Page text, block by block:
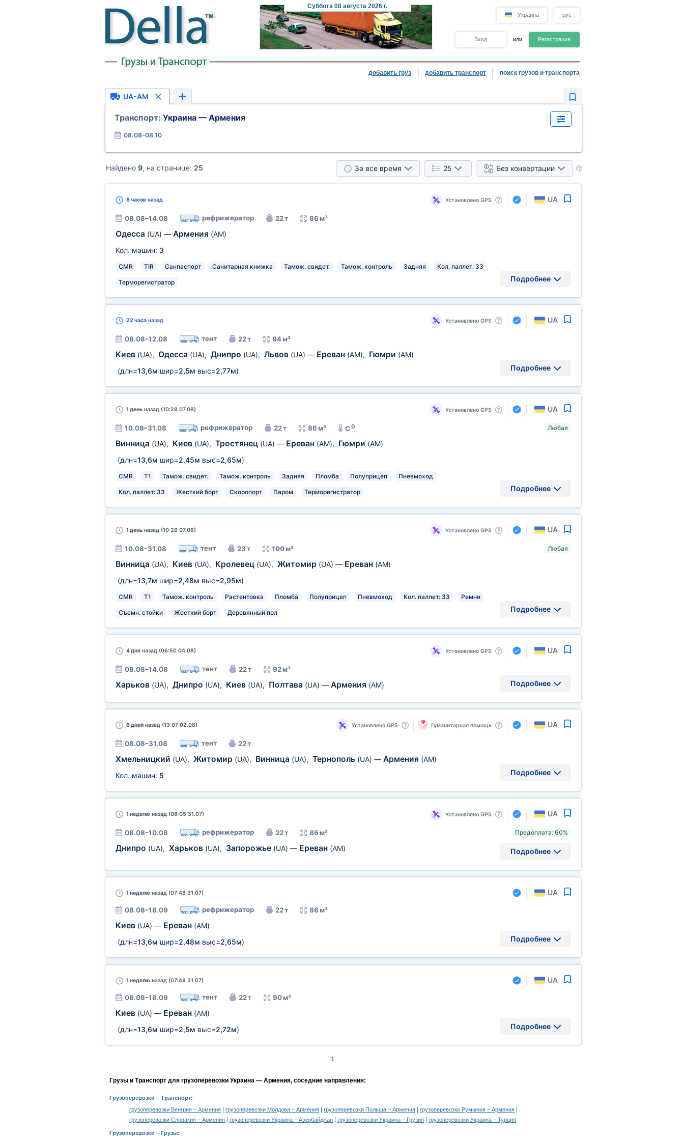
Суббота08 августа 2026 г.
Украина рус
Вход или Регистрация
добавить груз добавить транспорт поиск грузов и транспорта
UA-AM
Транспорт: Украина — Армения
08.08–08.10
Найдено 9, на странице: 25 За все время 25 Без конвертации
8 часовназад Установлено GPS UA
08.08–14.08 рефрижератор 22 т 86 м³
Одесса (UA) — Армения (AM)
Кол. машин: 3
CMR TIR Санпаспорт Санитарная книжка Тамож. свидет. Тамож. контроль Задняя Кол. паллет: 33
Терморегистратор Подробнее
22 часаназад Установлено GPS UA
08.08–12.08 тент 22 т 94 м³
Киев (UA), Одесса (UA), Днипро (UA), Львов (UA) — Ереван (AM), Гюмри (AM)
(длн=13,6м шир=2,5м выс=2,77м) Подробнее
1 деньназад (10:28 07.08) Установлено GPS UA
10.08–31.08 рефрижератор 22 т 86 м³ C0
Винница (UA), Киев (UA), Тростянец (UA) — Ереван (AM), Гюмри (AM)
(длн=13,6м шир=2,45м выс=2,65м)
CMR T1 Тамож. свидет. Тамож. контроль Задняя Пломба Полуприцеп Пневмоход
Кол. паллет: 33 Жесткий борт Скоропорт Паром Терморегистратор
Любая
Подробнее
1 деньназад (10:28 07.08) Установлено GPS UA
10.08–31.08 тент 23 т 100 м³
Винница (UA), Киев (UA), Кролевец (UA), Житомир (UA) — Ереван (AM)
(длн=13,7м шир=2,48м выс=2,95м)
CMR T1 Тамож. контроль Растентовка Пломба Полуприцеп Пневмоход Кол. паллет: 33 Ремни
Съемн. стойки Жесткий борт Деревянный пол
Любая
Подробнее
4 дняназад (06:50 04.08) Установлено GPS UA
08.08–14.08 тент 22 т 92 м³
Харьков (UA), Днипро (UA), Киев (UA), Полтава (UA) — Армения (AM) Подробнее
6 днейназад (13:07 02.08) Установлено GPS Гуманитарная помощь UA
08.08–31.08 тент 22 т
Хмельницкий (UA), Житомир (UA), Винница (UA), Тернополь (UA) — Армения (AM)
Кол. машин: 5 Подробнее
1 неделюназад (08:05 31.07) Установлено GPS UA
08.08–10.08 рефрижератор 22 т 86 м³
Днипро (UA), Харьков (UA), Запорожье (UA) — Ереван (AM)
Предоплата: 60%
Подробнее
1 неделюназад (07:48 31.07) UA
08.08–18.09 рефрижератор 22 т 86 м³
Киев (UA) — Ереван (AM)
(длн=13,6м шир=2,48м выс=2,65м) Подробнее
1 неделюназад (07:48 31.07) UA
08.08–18.09 тент 22 т 90 м³
Киев (UA) — Ереван (AM)
(длн=13,6м шир=2,5м выс=2,72м) Подробнее
1
Грузы и Транспорт для грузоперевозки Украина — Армения, соседние направления:
Грузоперевозки – Транспорт:
грузоперевозки Венгрия – Армения
грузоперевозки Молдова – Армения грузоперевозки Польша – Армения грузоперевозки Румыния – Армения
грузоперевозки Словакия – Армения грузоперевозки Украина – Азербайджан грузоперевозки Украина – Грузия грузоперевозки Украина – Турция
Грузоперевозки – Грузы: